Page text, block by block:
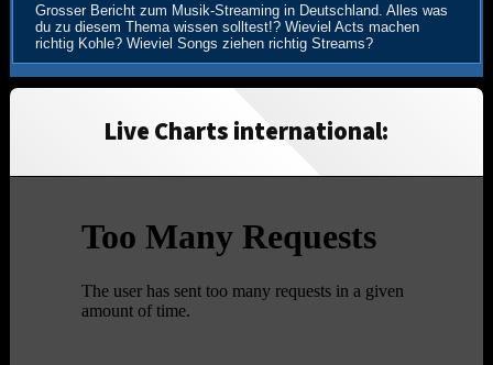
Grosser Bericht zum Musik-Streaming in Deutschland. Alles was
du zu diesem Thema wissen solltest!? Wieviel Acts machen
richtig Kohle? Wieviel Songs ziehen richtig Streams?
Live Charts international: